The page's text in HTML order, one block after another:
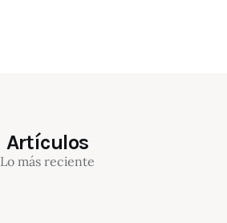
Artículos
Lo más reciente